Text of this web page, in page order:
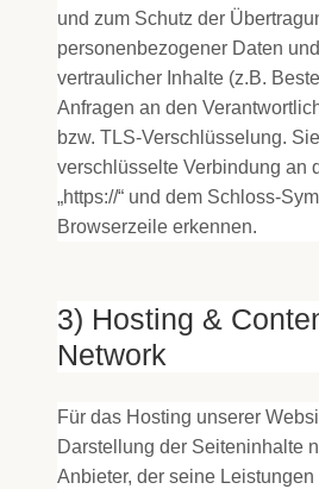
und zum Schutz der
personenbezogener Daten
vertraulicher Inhalte (z.B.
Anfragen an den
bzw. TLS-Verschlüsselung.
verschlüsselte Verbindung an
„https://“ und dem Schloss-
Browserzeile erkennen.
3) Hosting &
Network
Für das Hosting unserer
Darstellung der Seiteninhalte
Anbieter, der seine